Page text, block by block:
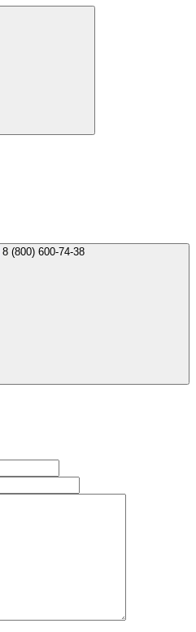
8 (800) 600-74-38